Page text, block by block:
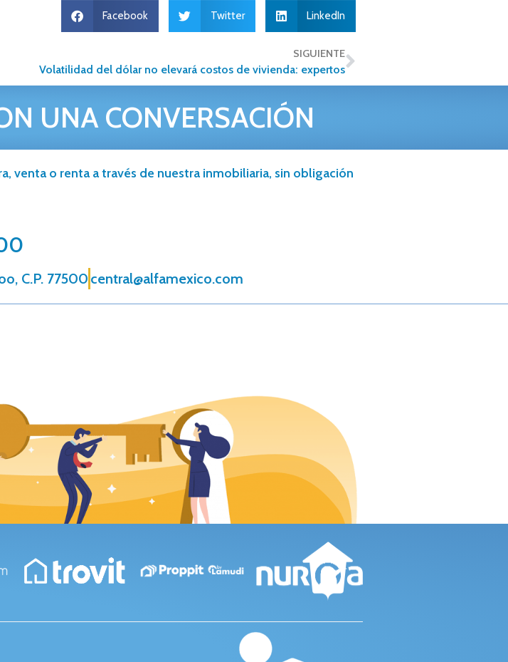
Facebook Twitter LinkedIn
SIGUIENTE
Volatilidad del dólar no elevará costos de vivienda: expertos
UNA CONVERSACIÓN
venta o renta a través de nuestra inmobiliaria, sin obligación
C.P. 77500 central@alfamexico.com